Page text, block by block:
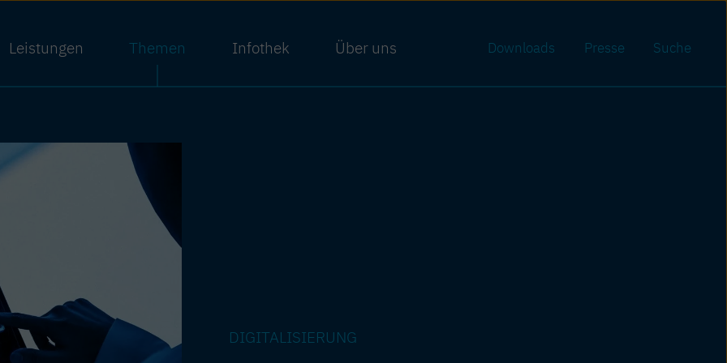
Leistungen Themen Infothek Über uns Downloads Presse Suche
DIGITALISIERUNG